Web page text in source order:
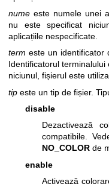
nume este numele unei
nu este specificat
aplicațiile nespecificate.
term este un identificator
Identificatorul
niciunul, fișierul este
tip este un tip de fișier.
disable
Dezactivează
compatibile.
NO_COLOR de
enable
Activează